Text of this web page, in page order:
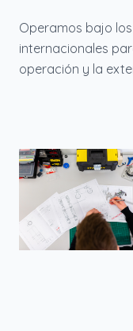
Operamos bajo
internacionales
operación y la